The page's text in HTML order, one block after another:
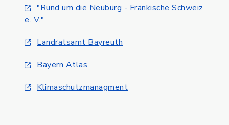
"Rund um die Neubürg - Fränkische Schweiz
e. V."
Landratsamt Bayreuth
Bayern Atlas
Klimaschutzmanagment